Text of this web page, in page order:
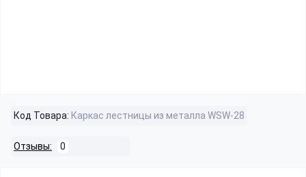
Код Товара: Каркас лестницы из металла WSW-28
Отзывы: 0